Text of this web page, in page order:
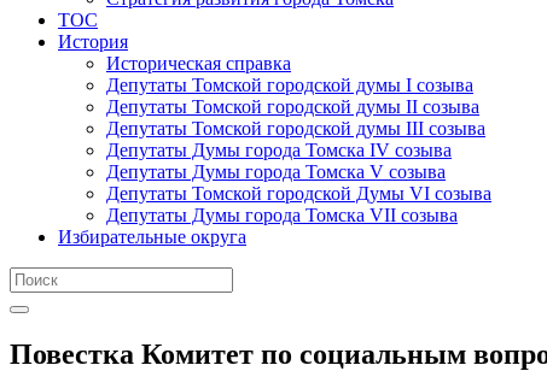
ТОС
История
Историческая справка
Депутаты Томской городской думы I созыва
Депутаты Томской городской думы II созыва
Депутаты Томской городской думы III созыва
Депутаты Думы города Томска IV созыва
Депутаты Думы города Томска V созыва
Депутаты Томской городской Думы VI созыва
Депутаты Думы города Томска VII созыва
Избирательные округа
Повестка Комитет по социальным